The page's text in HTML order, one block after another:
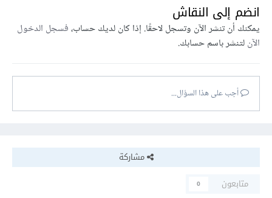
انضم إلى النقاش
يمكنك أن تنشر الآن وتسجل لاحقًا. إذا كان لديك حساب،فسجل الدخول
الآنلتنشر باسم حسابك.
أجب على هذا السؤال...
مشاركة
متابعون
0